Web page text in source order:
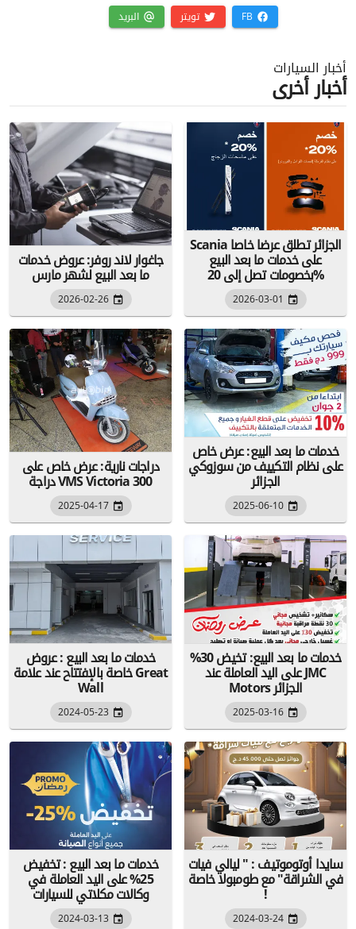
FB تويتر البريد
أخبار السيارات
أخبار أخرى
Scania الجزائر تطلق عرضا خاصا
على خدمات ما بعد البيع
بخصومات تصل إلى 20%
2026-03-01
جاغوار لاند روفر: عروض خدمات
ما بعد البيع لشهر مارس
2026-02-26
خدمات ما بعد البيع: عرض خاص
على نظام التكييف من سوزوكي
الجزائر
2025-06-10
دراجات نارية: عرض خاص على
دراجة VMS Victoria 300
2025-04-17
خدمات ما بعد البيع: تخيض 30%
على اليد العاملة عند JMC
Motors الجزائر
2025-03-16
خدمات ما بعد البيع : عروض
خاصة بالإفتتاح عند علامة Great
Wall
2024-05-23
سايدا أوتوموتيف : " ليالي فيات
في الشراقة" مع طومبولا خاصة
!
2024-03-24
خدمات ما بعد البيع : تخفيض
25% على اليد العاملة في
وكالات مكلاتي للسيارات
2024-03-13